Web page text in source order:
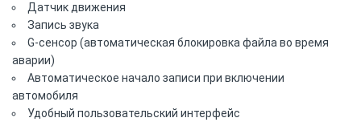
Датчик движения
Запись звука
G-сенсор (автоматическая блокировка файла во время
аварии)
Автоматическое начало записи при включении
автомобиля
Удобный пользовательский интерфейс